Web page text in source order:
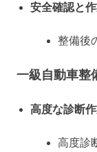
安全確認と
整備後
一級自動車整
高度な診断
高度診